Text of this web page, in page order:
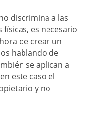
discrimina a las
es necesario
de crear un
hablando de
se aplican a
este caso el
y no